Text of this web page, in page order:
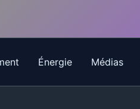
Énergie Médias